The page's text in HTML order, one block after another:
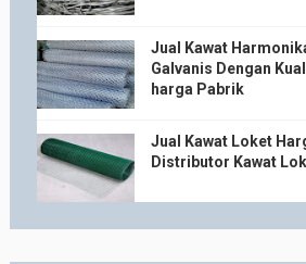
Jual Kawat
Galvanis Dengan
harga Pabrik
Jual Kawat Loket
Distributor Kawat